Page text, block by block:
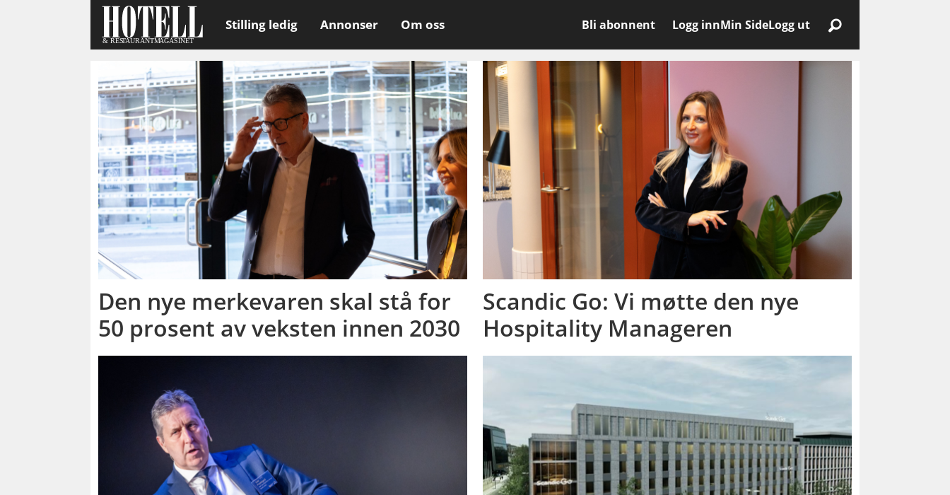
Stilling ledig Annonser Om oss Bli abonnent Logg innMin SideLogg ut
scandic
Den nye merkevaren skal stå for
50 prosent av veksten innen 2030
Scandic Go: Vi møtte den nye
Hospitality Manageren